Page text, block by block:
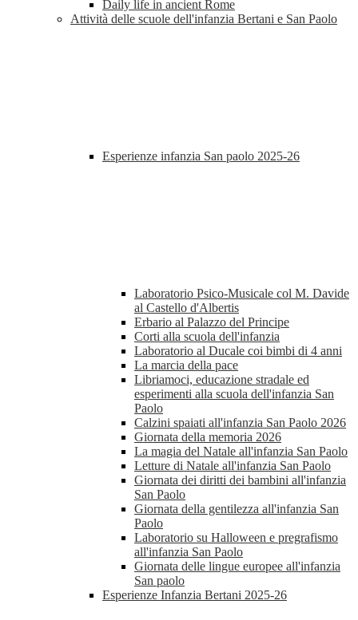
Daily life in ancient Rome
Attività delle scuole dell'infanzia Bertani e San Paolo
Esperienze infanzia San paolo 2025-26
Laboratorio Psico-Musicale col M. Davide
al Castello d'Albertis
Erbario al Palazzo del Principe
Corti alla scuola dell'infanzia
Laboratorio al Ducale coi bimbi di 4 anni
La marcia della pace
Libriamoci, educazione stradale ed
esperimenti alla scuola dell'infanzia San
Paolo
Calzini spaiati all'infanzia San Paolo 2026
Giornata della memoria 2026
La magia del Natale all'infanzia San Paolo
Letture di Natale all'infanzia San Paolo
Giornata dei diritti dei bambini all'infanzia
San Paolo
Giornata della gentilezza all'infanzia San
Paolo
Laboratorio su Halloween e pregrafismo
all'infanzia San Paolo
Giornata delle lingue europee all'infanzia
San paolo
Esperienze Infanzia Bertani 2025-26